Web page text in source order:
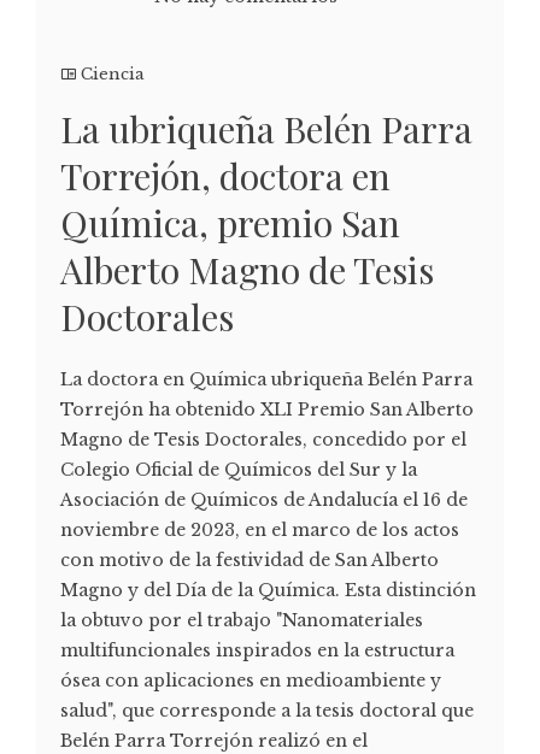
Ciencia
La ubriqueña Belén Parra
Torrejón, doctora en
Química, premio San
Alberto Magno de Tesis
Doctorales
La doctora en Química ubriqueña Belén Parra
Torrejón ha obtenido XLI Premio San Alberto
Magno de Tesis Doctorales, concedido por el
Colegio Oficial de Químicos del Sur y la
Asociación de Químicos de Andalucía el 16 de
noviembre de 2023, en el marco de los actos
con motivo de la festividad de San Alberto
Magno y del Día de la Química. Esta distinción
la obtuvo por el trabajo "Nanomateriales
multifuncionales inspirados en la estructura
ósea con aplicaciones en medioambiente y
salud", que corresponde a la tesis doctoral que
Belén Parra Torrejón realizó en el